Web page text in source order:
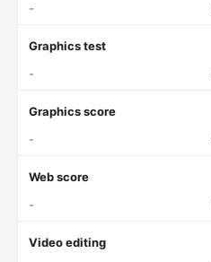
-
Graphics test
-
Graphics score
-
Web score
-
Video editing